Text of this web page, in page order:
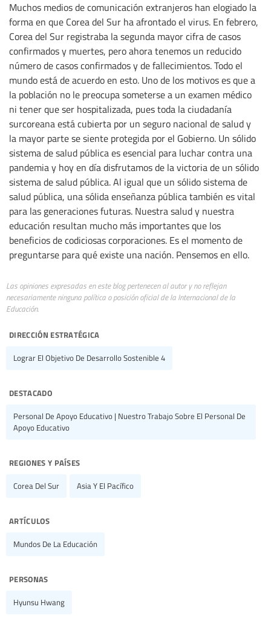
Muchos medios de comunicación extranjeros han elogiado la
forma en que Corea del Sur ha afrontado el virus. En febrero,
Corea del Sur registraba la segunda mayor cifra de casos
confirmados y muertes, pero ahora tenemos un reducido
número de casos confirmados y de fallecimientos. Todo el
mundo está de acuerdo en esto. Uno de los motivos es que a
la población no le preocupa someterse a un examen médico
ni tener que ser hospitalizada, pues toda la ciudadanía
surcoreana está cubierta por un seguro nacional de salud y
la mayor parte se siente protegida por el Gobierno. Un sólido
sistema de salud pública es esencial para luchar contra una
pandemia y hoy en día disfrutamos de la victoria de un sólido
sistema de salud pública. Al igual que un sólido sistema de
salud pública, una sólida enseñanza pública también es vital
para las generaciones futuras. Nuestra salud y nuestra
educación resultan mucho más importantes que los
beneficios de codiciosas corporaciones. Es el momento de
preguntarse para qué existe una nación. Pensemos en ello.
Las opiniones expresadas en este blog pertenecen al autor y no reflejan
necesariamente ninguna política o posición oficial de la Internacional de la
Educación.
dirección estratégica
Lograr El Objetivo De Desarrollo Sostenible 4
destacado
Personal De Apoyo Educativo | Nuestro Trabajo Sobre El Personal De
Apoyo Educativo
regiones y países
Corea Del Sur Asia Y El Pacífico
artículos
Mundos De La Educación
personas
Hyunsu Hwang